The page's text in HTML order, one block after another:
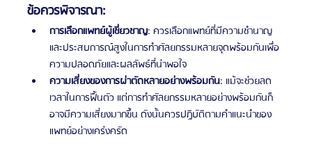
ข้อควรพิจารณา:
การเลือกแพทย์ผู้เชี่ยวชาญ: ควรเลือกแพทย์ที่มีความชำนาญ
และประสบการณ์สูงในการทำศัลยกรรมหลายจุดพร้อมกันเพื่อ
ความปลอดภัยและผลลัพธ์ที่น่าพอใจ
ความเสี่ยงของการผ่าตัดหลายอย่างพร้อมกัน: แม้จะช่วยลด
เวลาในการฟื้นตัว แต่การทำศัลยกรรมหลายอย่างพร้อมกันก็
อาจมีความเสี่ยงมากขึ้น ดังนั้นควรปฏิบัติตามคำแนะนำของ
แพทย์อย่างเคร่งครัด